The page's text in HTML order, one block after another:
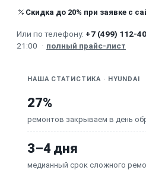
колонками
Неисправна плата /
Скидка до 20% при заявке с
Или по телефону: +7 (499) 112-
21:00 · полный прайс-лист
НАША СТАТИСТИКА · HYUNDAI
27%
ремонтов закрываем в день
3–4 дня
медианный срок сложного